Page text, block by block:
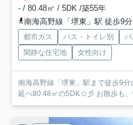
- / 80.48㎡ / 5DK /築55年
南海高野線「堺東」駅 徒歩9分
都市ガス バス・トイレ別 バ
閑静な住宅地
女性向け
南海高野線「堺東」駅まで徒歩9
延べ80.48㎡の5DK☆彡 お散歩も、